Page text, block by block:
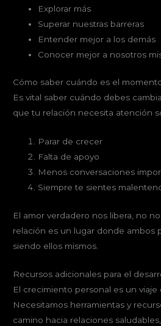
Explorar más
Superar nuestras barreras
Entender mejor a los demás
Conocer mejor a nosotros
Cómo saber cuándo es el
Es vital saber cuándo debes
que tu relación necesita atención
Parar de crecer
Falta de apoyo
Menos conversaciones
Siempre te sientes
El amor verdadero nos libera, no
relación es un lugar donde ambos
siendo ellos mismos.
Recursos adicionales para el
El crecimiento personal es un
Necesitamos herramientas y
camino hacia relaciones